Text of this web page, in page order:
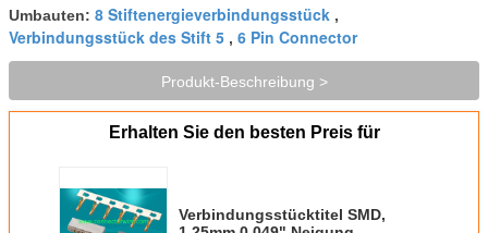
Umbauten: 8 Stiftenergieverbindungsstück ,
Verbindungsstück des Stift 5 , 6 Pin Connector
Produkt-Beschreibung >
Erhalten Sie den besten Preis für
Verbindungsstücktitel SMD,